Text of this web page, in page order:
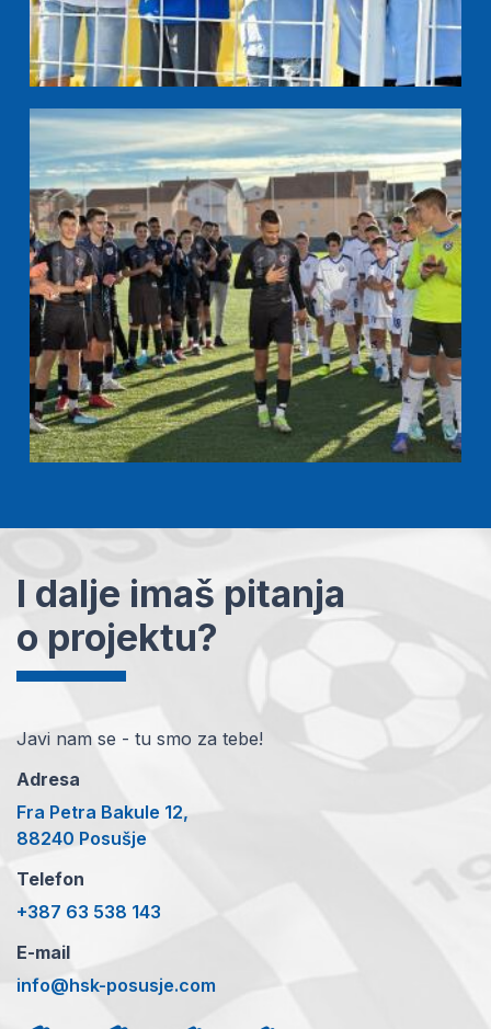
I dalje imaš pitanja
o projektu?
Javi nam se - tu smo za tebe!
Adresa
Fra Petra Bakule 12,
88240 Posušje
Telefon
+387 63 538 143
E-mail
info@hsk-posusje.com